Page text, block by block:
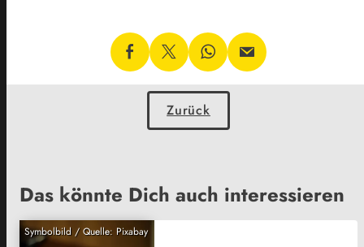
Zurück
Das könnte Dich auch interessieren
Symbolbild / Quelle: Pixabay